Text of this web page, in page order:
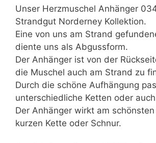
Unser Herzmuschel Anhänger
Strandgut Norderney Kollektion.
Eine von uns am Strand
diente uns als Abgussform.
Der Anhänger ist von der
die Muschel auch am Strand zu
Durch die schöne Aufhängung
unterschiedliche Ketten oder
Der Anhänger wirkt am
kurzen Kette oder Schnur.